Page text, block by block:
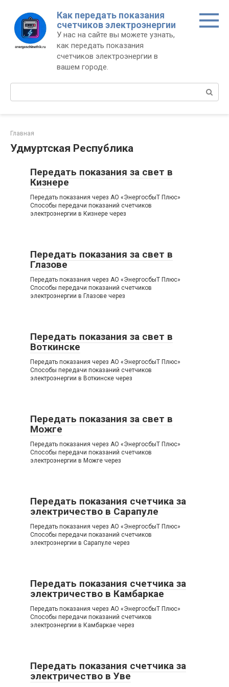
контенту
Как передать показания
счетчиков электроэнергии
У нас на сайте вы можете узнать,
как передать показания
счетчиков электроэнергии в
вашем городе.
Поиск:
Главная
Удмуртская Республика
Передать показания за свет в
Кизнере
Передать показания через АО «ЭнергосбыТ Плюс»
Способы передачи показаний счетчиков
электроэнергии в Кизнере через
Передать показания за свет в
Глазове
Передать показания через АО «ЭнергосбыТ Плюс»
Способы передачи показаний счетчиков
электроэнергии в Глазове через
Передать показания за свет в
Воткинске
Передать показания через АО «ЭнергосбыТ Плюс»
Способы передачи показаний счетчиков
электроэнергии в Воткинске через
Передать показания за свет в
Можге
Передать показания через АО «ЭнергосбыТ Плюс»
Способы передачи показаний счетчиков
электроэнергии в Можге через
Передать показания счетчика за
электричество в Сарапуле
Передать показания через АО «ЭнергосбыТ Плюс»
Способы передачи показаний счетчиков
электроэнергии в Сарапуле через
Передать показания счетчика за
электричество в Камбаркае
Передать показания через АО «ЭнергосбыТ Плюс»
Способы передачи показаний счетчиков
электроэнергии в Камбаркае через
Передать показания счетчика за
электричество в Уве